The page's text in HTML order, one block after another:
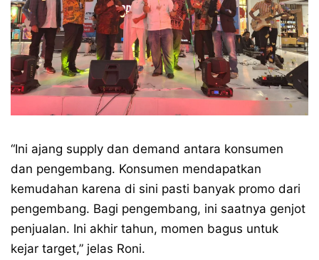
“Ini ajang supply dan demand antara konsumen
dan pengembang. Konsumen mendapatkan
kemudahan karena di sini pasti banyak promo dari
pengembang. Bagi pengembang, ini saatnya genjot
penjualan. Ini akhir tahun, momen bagus untuk
kejar target,” jelas Roni.